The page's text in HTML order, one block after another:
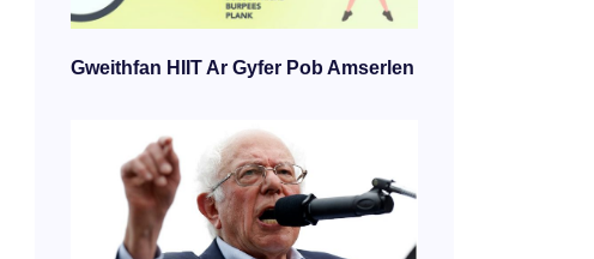
Gweithfan HIIT Ar Gyfer Pob Amserlen